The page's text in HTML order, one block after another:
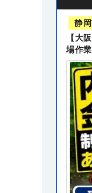
静
【大
場作